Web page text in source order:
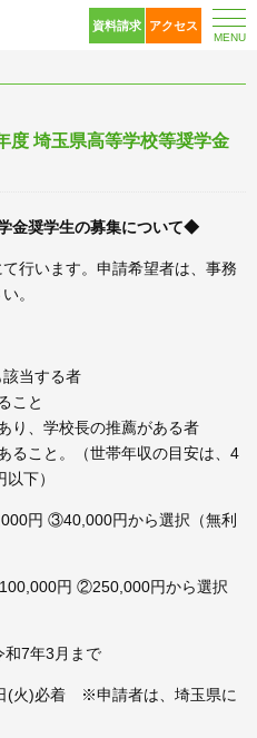
大学付属 立正中
資料請求 アクセス
MENU
度 埼玉県高等学校等奨学金
金奨学生の募集について◆
行います。申請希望者は、事務
。
当する者
こと
り、学校長の推薦がある者
ること。（世帯年収の目安は、4
下）
円 ③40,000円から選択（無利
円 ②250,000円から選択
和7年3月まで
(火)必着 ※申請者は、埼玉県に